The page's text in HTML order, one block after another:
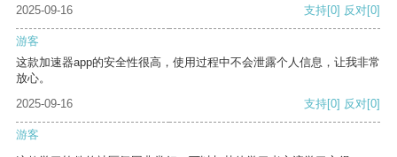
2025-09-16 支持[0] 反对[0]
游客
这款加速器app的安全性很高，使用过程中不会泄露个人信息，让我非常
放心。
2025-09-16
支持[0] 反对[0]
游客